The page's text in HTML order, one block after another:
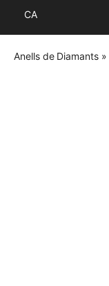
CA
Anells de Diamants»